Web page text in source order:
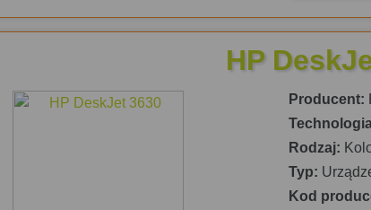
HP
Producent:
Rodzaj:
Typ:
Kod